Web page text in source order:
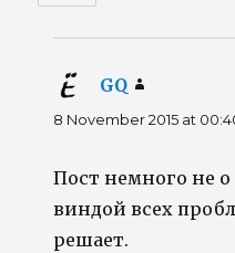
GQ
8 November 2015 at
Пост немного не
виндой всех
решает.